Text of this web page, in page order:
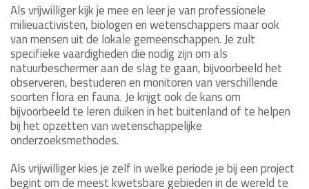
Als vrijwilliger kijk je mee en leer je van professionele
milieuactivisten, biologen en wetenschappers maar ook
van mensen uit de lokale gemeenschappen. Je zult
specifieke vaardigheden die nodig zijn om als
natuurbeschermer aan de slag te gaan, bijvoorbeeld het
observeren, bestuderen en monitoren van verschillende
soorten flora en fauna. Je krijgt ook de kans om
bijvoorbeeld te leren duiken in het buitenland of te helpen
bij het opzetten van wetenschappelijke
onderzoeksmethodes.
Als vrijwilliger kies je zelf in welke periode je bij een project
begint om de meest kwetsbare gebieden in de wereld te